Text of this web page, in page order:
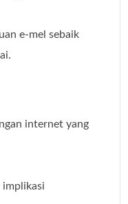
e-mel sebaik
internet yang
implikasi